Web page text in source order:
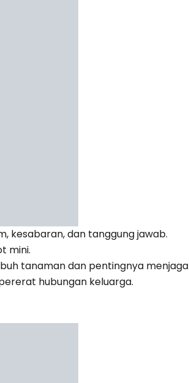
kesabaran, dan tanggung jawab.
mini.
tanaman dan pentingnya menjaga
hubungan keluarga.